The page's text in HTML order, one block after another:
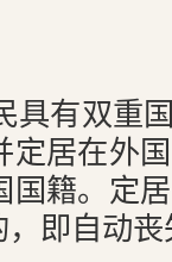
具有双重
定居在外
国籍。定
即自动